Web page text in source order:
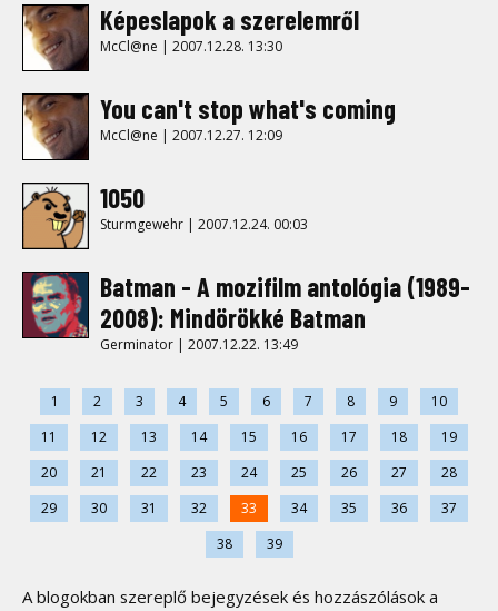
Képeslapok a szerelemről
McCl@ne | 2007.12.28. 13:30
You can't stop what's coming
McCl@ne | 2007.12.27. 12:09
1050
Sturmgewehr | 2007.12.24. 00:03
Batman - A mozifilm antológia (1989-
2008): Mindörökké Batman
Germinator | 2007.12.22. 13:49
1 2 3 4 5 6 7 8 9
10
11
12 13 14 15 16 17 18
19
20
21 22 23 24 25 26 27
28
29
30 31 32 33 34 35 36
37
38
39
A blogokban szereplő bejegyzések és hozzászólások a